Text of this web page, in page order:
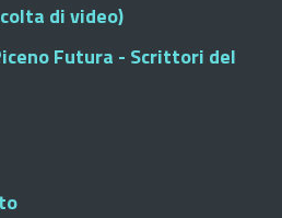
di video)
Futura - Scrittori del